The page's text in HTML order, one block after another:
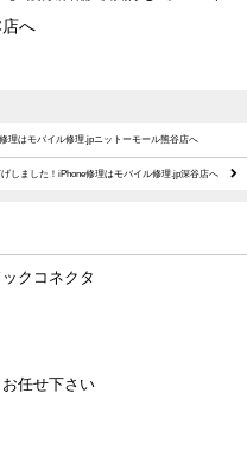
へ
理はモバイル修理.jpニットーモール熊谷店へ
しました！iPhone修理はモバイル修理.jp深谷店へ
クコネクタ
任せ下さい